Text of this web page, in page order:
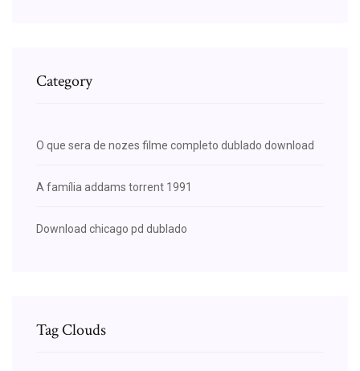
Category
O que sera de nozes filme completo dublado download
A família addams torrent 1991
Download chicago pd dublado
Tag Clouds